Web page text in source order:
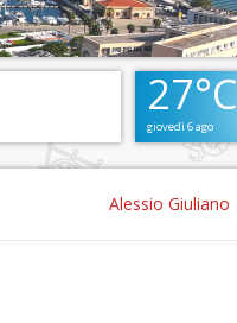
27°C
giovedì 6 ago
Alessio Giuliano